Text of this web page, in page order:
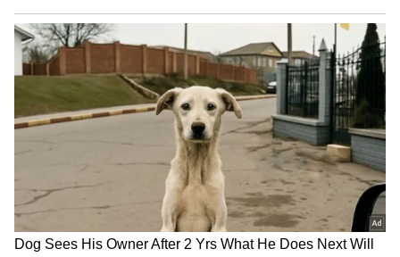
Image Credit :Getty
ಸಕಲೇಶಪುರ (Sakleshpur)
ಸಕಲೇಶಪುರ (Sakleshpur)
ಪಶ್ಚಿಮ ಘಟ್ಟಗಳ ಮಡಿಲಲ್ಲಿರುವ ಹಾಸನ ಜಿಲ್ಲೆಯ
ಸಕಲೇಶಪುರ ಒಂದು ಅದ್ಭುತ ಗಿರಿಧಾಮ. ಸುಮಾರು 900
ಮೀ ಎತ್ತರದಲ್ಲಿರುವ ಈ ತಾಣ ಶಾಂತಿಯುತ ಪ್ರವಾಸಕ್ಕೆ
ಹೇಳಿಮಾಡಿಸಿದಂತಿದೆ. ಏಲಕ್ಕಿ, ಕಾಳುಮೆಣಸು ಮತ್ತು ಅಡಿಕೆ
ತೋಟಗಳಿಂದ ಕೂಡಿದ ಇಲ್ಲಿನ ಹೋಂ ಸ್ಟೇಗಳು ಖಾಸಗಿ